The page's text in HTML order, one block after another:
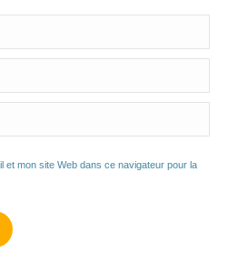
et mon site Web dans ce navigateur pour la